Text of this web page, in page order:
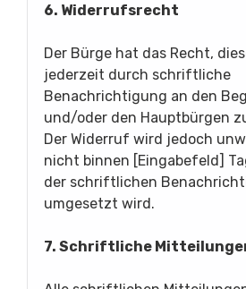
6. Widerrufsrecht
Der Bürge hat das Recht,
jederzeit durch schriftliche
Benachrichtigung an den
und/oder den Hauptbürgen
Der Widerruf wird jedoch
nicht binnen [Eingabefeld]
der schriftlichen
umgesetzt wird.
7. Schriftliche